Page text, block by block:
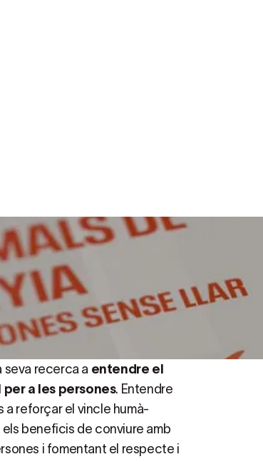
seva recerca a entendre el
a les persones. Entendre
a reforçar el vincle humà-
beneficis de conviure amb
i fomentant el respecte i